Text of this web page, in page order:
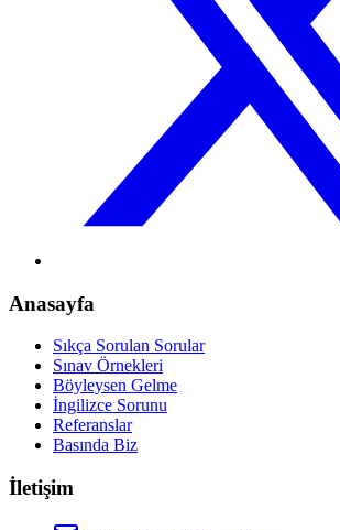
Anasayfa
Sıkça Sorulan Sorular
Sınav Örnekleri
Böyleysen Gelme
İngilizce Sorunu
Referanslar
Basında Biz
İletişim